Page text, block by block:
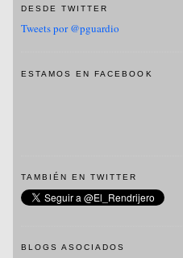
DESDE TWITTER
Tweets por @pguardio
ESTAMOS EN FACEBOOK
TAMBIÉN EN TWITTER
BLOGS ASOCIADOS